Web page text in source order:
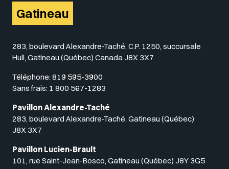
Gatineau
283, boulevard Alexandre-Taché, C.P. 1250, succursale
Hull, Gatineau (Québec) Canada J8X 3X7
Téléphone: 819 595-3900
Sans frais: 1 800 567-1283
Pavillon Alexandre-Taché
283, boulevard Alexandre-Taché, Gatineau (Québec)
J8X 3X7
Pavillon Lucien-Brault
101, rue Saint-Jean-Bosco, Gatineau (Québec) J8Y 3G5